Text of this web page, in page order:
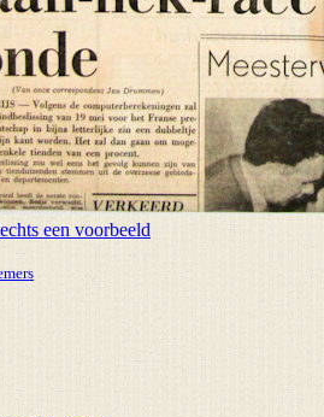
een voorbeeld